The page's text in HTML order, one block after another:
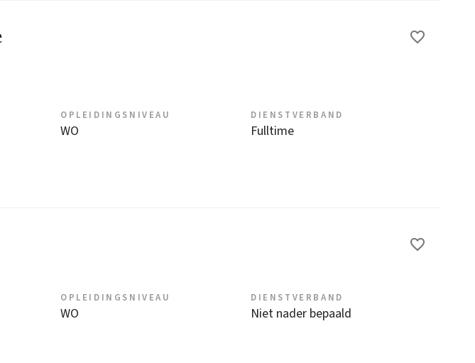
OPLEIDINGSNIVEAU
WO
DIENSTVERBAND
Fulltime
OPLEIDINGSNIVEAU
WO
DIENSTVERBAND
Niet nader bepaald